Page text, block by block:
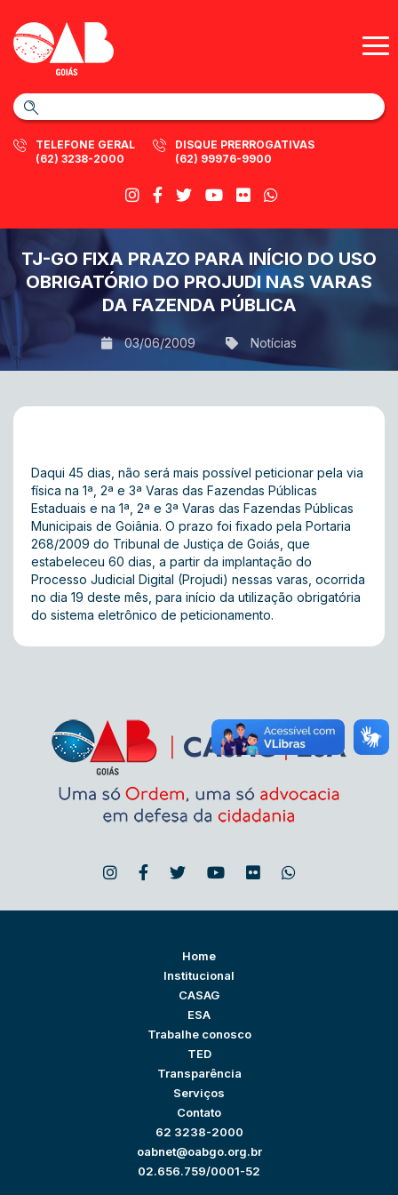
TELEFONE GERAL
(62) 3238-2000
DISQUE PRERROGATIVAS
(62) 99976-9900
TJ-GO FIXA PRAZO PARA INÍCIO DO USO
OBRIGATÓRIO DO PROJUDI NAS VARAS
DA FAZENDA PÚBLICA
03/06/2009 Notícias
Daqui 45 dias, não será mais possível peticionar pela via
física na 1ª, 2ª e 3ª Varas das Fazendas Públicas
Estaduais e na 1ª, 2ª e 3ª Varas das Fazendas Públicas
Municipais de Goiânia. O prazo foi fixado pela Portaria
268/2009 do Tribunal de Justiça de Goiás, que
estabeleceu 60 dias, a partir da implantação do
Processo Judicial Digital (Projudi) nessas varas, ocorrida
no dia 19 deste mês, para início da utilização obrigatória
do sistema eletrônico de peticionamento.
Home
Institucional
CASAG
ESA
Trabalhe conosco
TED
Transparência
Serviços
Contato
62 3238-2000
oabnet@oabgo.org.br
02.656.759/0001-52